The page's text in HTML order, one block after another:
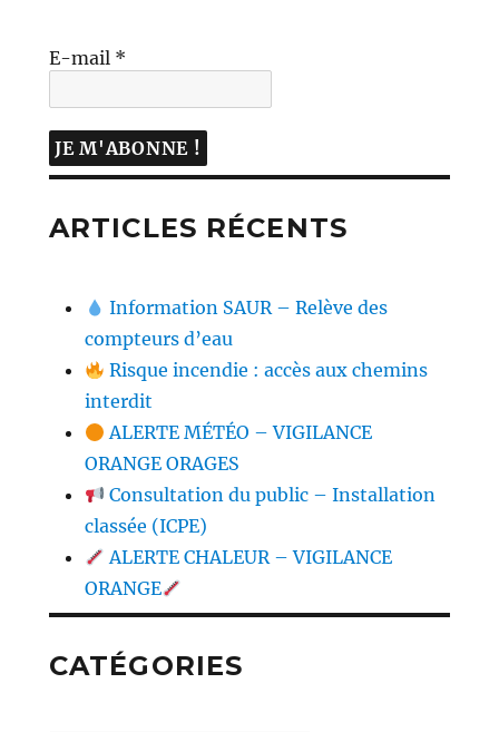
E-mail *
ARTICLES RÉCENTS
Information SAUR – Relève des
compteurs d’eau
Risque incendie : accès aux chemins
interdit
ALERTE MÉTÉO – VIGILANCE
ORANGE ORAGES
Consultation du public – Installation
classée (ICPE)
ALERTE CHALEUR – VIGILANCE
ORANGE
CATÉGORIES